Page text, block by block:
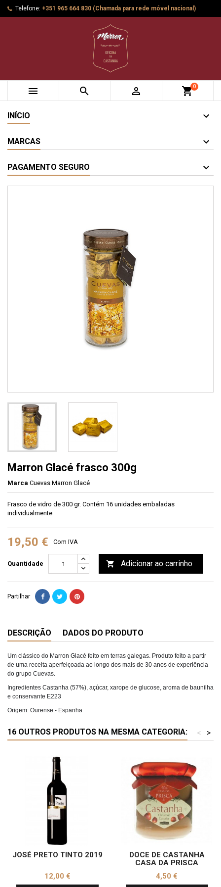
Telefone: +351 965 664 830 (Chamada para rede móvel nacional)
   shopping_cart0
INÍCIO
MARCAS
PAGAMENTO SEGURO
Marron Glacé frasco 300g
Marca Cuevas Marron Glacé
Frasco de vidro de 300 gr. Contém 16 unidades embaladas
individualmente
19,50 € Com IVA
Quantidade  Adicionar ao carrinho
Partilhar
DESCRIÇÃO DADOS DO PRODUTO
Um clássico do Marron Glacé feito em terras galegas. Produto feito a partir
de uma receita aperfeiçoada ao longo dos mais de 30 anos de experiência
do grupo Cuevas.
Ingredientes Castanha (57%), açúcar, xarope de glucose, aroma de baunilha
e conservante E223
Origem: Ourense - Espanha
16 OUTROS PRODUTOS NA MESMA CATEGORIA: >
<
JOSÉ PRETO TINTO 2019
Preço
12,00 €
DOCE DE CASTANHA
CASA DA PRISCA
Preço
4,50 €